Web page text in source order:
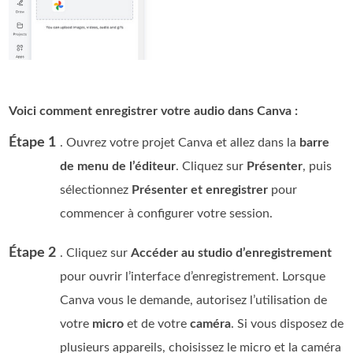
Voici comment enregistrer votre audio dans Canva :
Étape 1 . Ouvrez votre projet Canva et allez dans la barre
de menu de l’éditeur. Cliquez sur Présenter, puis
sélectionnez Présenter et enregistrer pour
commencer à configurer votre session.
Étape 2 . Cliquez surAccéder au studio d’enregistrement
pour ouvrir l’interface d’enregistrement. Lorsque
Canva vous le demande, autorisez l’utilisation de
votre micro et de votrecaméra. Si vous disposez de
plusieurs appareils, choisissez le micro et la caméra